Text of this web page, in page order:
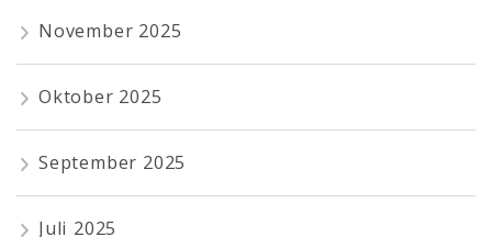
November 2025
Oktober 2025
September 2025
Juli 2025